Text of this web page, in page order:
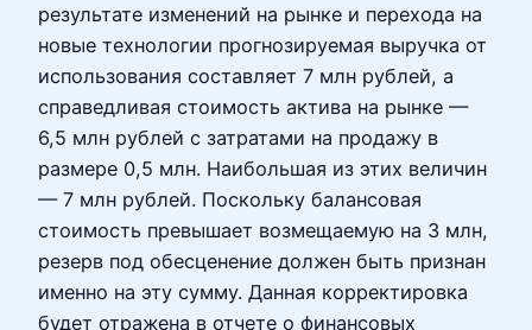
результате изменений на рынке и перехода на
новые технологии прогнозируемая выручка от
использования составляет 7 млн рублей, а
справедливая стоимость актива на рынке —
6,5 млн рублей с затратами на продажу в
размере 0,5 млн. Наибольшая из этих величин
— 7 млн рублей. Поскольку балансовая
стоимость превышает возмещаемую на 3 млн,
резерв под обесценение должен быть признан
именно на эту сумму. Данная корректировка
будет отражена в отчете о финансовых